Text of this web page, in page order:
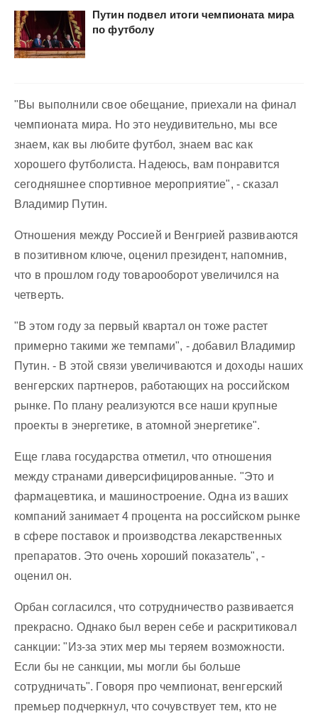
Путин подвел итоги чемпионата мира
по футболу
"Вы выполнили свое обещание, приехали на финал
чемпионата мира. Но это неудивительно, мы все
знаем, как вы любите футбол, знаем вас как
хорошего футболиста. Надеюсь, вам понравится
сегодняшнее спортивное мероприятие", - сказал
Владимир Путин.
Отношения между Россией и Венгрией развиваются
в позитивном ключе, оценил президент, напомнив,
что в прошлом году товарооборот увеличился на
четверть.
"В этом году за первый квартал он тоже растет
примерно такими же темпами", - добавил Владимир
Путин. - В этой связи увеличиваются и доходы наших
венгерских партнеров, работающих на российском
рынке. По плану реализуются все наши крупные
проекты в энергетике, в атомной энергетике".
Еще глава государства отметил, что отношения
между странами диверсифицированные. "Это и
фармацевтика, и машиностроение. Одна из ваших
компаний занимает 4 процента на российском рынке
в сфере поставок и производства лекарственных
препаратов. Это очень хороший показатель", -
оценил он.
Орбан согласился, что сотрудничество развивается
прекрасно. Однако был верен себе и раскритиковал
санкции: "Из-за этих мер мы теряем возможности.
Если бы не санкции, мы могли бы больше
сотрудничать". Говоря про чемпионат, венгерский
премьер подчеркнул, что сочувствует тем, кто не